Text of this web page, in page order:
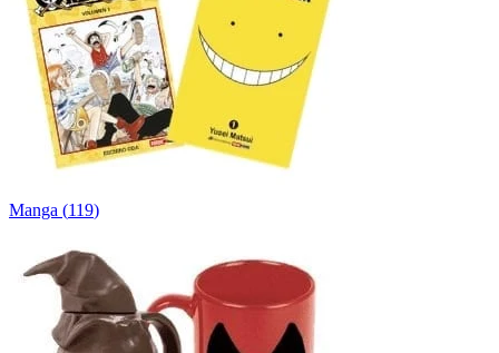
Manga (119)